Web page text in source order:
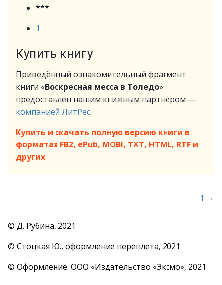
***
1
Купить книгу
Приведённый ознакомительный фрагмент
книги «Воскресная месса в Толедо»
предоставлен нашим книжным партнёром —
компанией ЛитРес.
Купить и скачать полную версию книги в
форматах FB2, ePub, MOBI, TXT, HTML, RTF и
других
1 →
© Д. Рубина, 2021
© Стоцкая Ю., оформление переплета, 2021
© Оформление. ООО «Издательство «Эксмо», 2021